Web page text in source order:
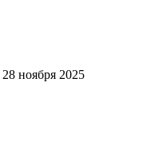
28 ноября 2025